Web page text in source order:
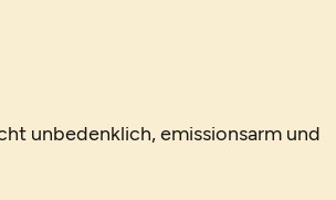
unbedenklich, emissionsarm und